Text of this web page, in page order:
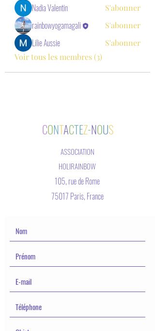
Nadia Valentin
S'abonner
rainbowyogamagali S'abonner
Lilie Aussie
S'abonner
Voir tous les membres (3)
CONTACTEZ-NOUS
ASSOCIATION
HOLIRAINBOW
105, rue de Rome
75017 Paris, France